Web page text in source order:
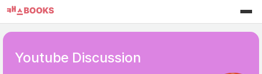
Youtube Discussion